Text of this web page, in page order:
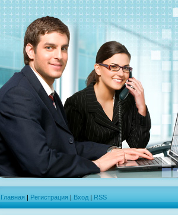
Главная | Регистрация | Вход | RSS